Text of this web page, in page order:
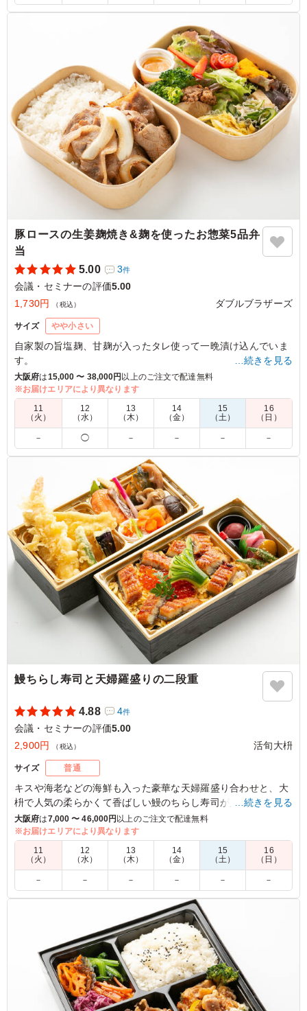
5.0
メインもそれ以外のおかずもボリュームがあり食べ応えが
ありました。味も出汁がきいた薄味でとても美味しかった
です。 特にハンバーグに添えられた日向夏ソースがさっ
ぱりしていて、フルーティーで、とても気に入りました。
唐辛子ポン酢との相性もすごくよかったです。ぜひ次も頼
みたいです
ご利用シーン：会議・セミナー›会議
大阪府大阪市中央区城見2026/03/25
豚ロースの生姜麹焼き&麹を使ったお惣菜5品弁
当
5.00
3件
会議・セミナーの評価5.00
1,730円
（税込） ダブルブラザーズ
サイズ やや小さい
自家製の旨塩麹、甘麹が入ったタレ使って一晩漬け込んでいま
す。
少し厚めの豚肉ですが麹で漬け込むことで冷めても柔らかくな
っています。
自家製麹調味料を使った自慢の惣菜と一緒にお召し上がり下さ
い。
※仕入れ状況・季節により、副菜の内容は変わります。
※10月1日以降の納品分に関しまして、実際の使用容器が画像
と異なります。ご了承ください。
5.0 アストラゼネカ株式会社
もサラダの段に彩り良くおかずが入っており美味しそうと
好評でした。サイズ分類は「やや小さい」になっています
が、特に量への不満は出ませんでした。生姜焼きはお肉が
ペラペラではなくてよかったとご感想がありした。また注
文したいです。
ご利用シーン： 会議・セミナー›勉強会
大阪府吹田市垂水町
2026/04/14
…続きを見る
大阪府は15,000 〜 38,000円 以上のご注文で配達無料
※お届けエリアにより異なります
11
（火）
12
（水）
13
（木）
14
（金）
15
（土）
16
（日）
－ ◯ － － － －
鰻ちらし寿司と天婦羅盛りの二段重
4.88 4件
会議・セミナーの評価5.00
2,900円
（税込） 活旬大枡
サイズ 普通
キスや海老などの海鮮も入った豪華な天婦羅盛り合わせと、大
枡で人気の柔らかくて香ばしい鰻のちらし寿司が入った幕の内
弁当です。
自慢の旬菜の煮物・和惣菜と一緒にお召し上がり下さい。
5.0
ウナギと天ぷらの両方が食べられるとても贅沢なお弁当で
した。天ぷらは冷めると味が落ちることがありますが、と
ても美味しかったです。参加者全員が非常に満足してくれ
たので、また次もぜひ利用したいと思います。
ご利用シーン： 会議・セミナー›ランチミーティング
兵庫県尼崎市西向島町2025/11/25
…続きを見る
大阪府は7,000 〜 46,000円以上のご注文で配達無料
※お届けエリアにより異なります
11
（火）
12
（水）
13
（木）
14
（金）
15
（土）
16
（日）
－ － － － － －